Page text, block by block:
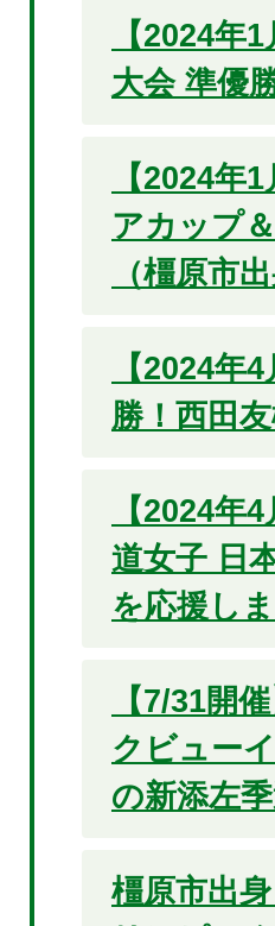
【2024年
大会 準優
【2024年
アカップ
（橿原市
【2024年
勝！西田
【2024年
道女子 日
を応援し
【7/31開
クビュー
の新添左季
橿原市出